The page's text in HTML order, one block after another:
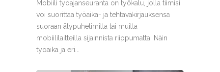
Mobiili työajanseuranta on työkalu, jolla tiimisi
voi suorittaa työaika- ja tehtäväkirjauksensa
suoraan älypuhelimilla tai muilla
mobiililaitteilla sijainnista riippumatta. Näin
työaika ja eri...